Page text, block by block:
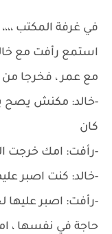
في غرفة المكتب ،،،،
استمع رأفت مع
مع عمر ، فخرجا من
-خالد: مكنش يصح
كان
-رأفت: امك خرجت
-خالد: كنت اصبر
-رأفت: اصبر عليها
حاجة في نفسها